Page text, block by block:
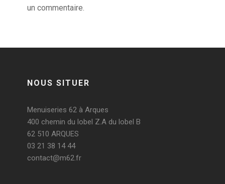
un commentaire.
NOUS SITUER
Menuiseries 62 à Arques
400 chemin du lobel Z.A du lobel B
62 510 ARQUES
03 21 38 14 44
contact@m62.fr